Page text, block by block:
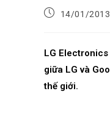
14/01/2013
LG
giữa LG và
thế giới.